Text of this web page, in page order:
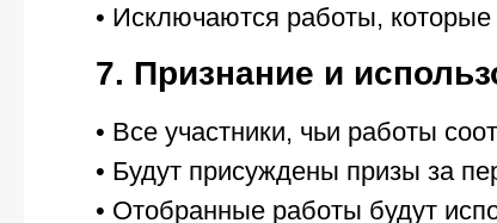
• Исключаются работы, которые
7. Признание и
• Все участники, чьи работы
• Будут присуждены призы за
• Отобранные работы будут